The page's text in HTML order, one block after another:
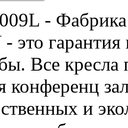
-
это гарантия
Все кресла
конференц
и